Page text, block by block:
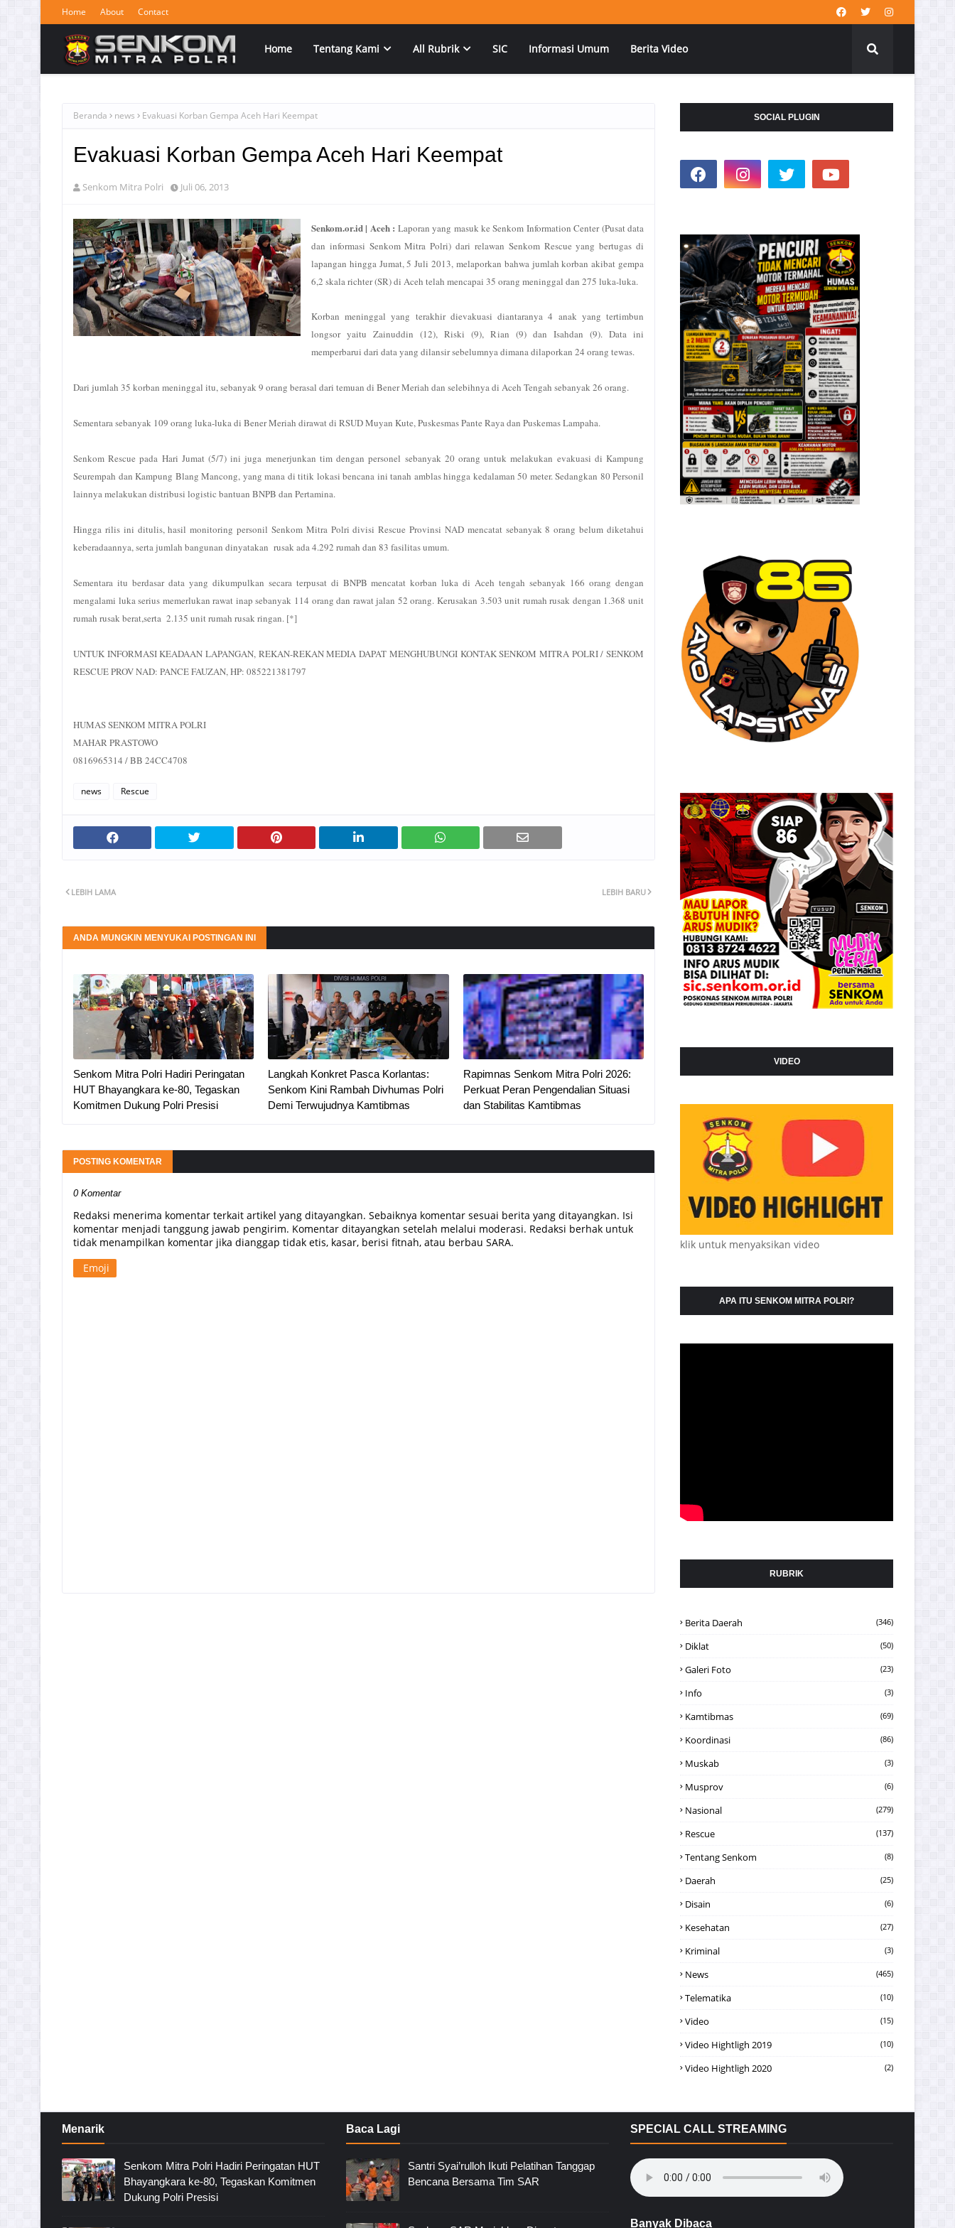
Home About Contact
Home Tentang Kami All Rubrik SIC Informasi Umum Berita Video
Beranda news Evakuasi Korban Gempa Aceh Hari Keempat
Evakuasi Korban Gempa Aceh Hari Keempat
Senkom Mitra Polri Juli 06, 2013
Senkom.or.id | Aceh : Laporan yang masuk ke Senkom Information Center (Pusat data
dan informasi Senkom Mitra Polri) dari relawan Senkom Rescue yang bertugas di
lapangan hingga Jumat, 5 Juli 2013, melaporkan bahwa jumlah korban akibat gempa
6,2 skala richter (SR) di Aceh telah mencapai 35 orang meninggal dan 275 luka-luka.
Korban meninggal yang terakhir dievakuasi diantaranya 4 anak yang tertimbun
longsor yaitu Zainuddin (12), Riski (9), Rian (9) dan Isahdan (9). Data ini
memperbarui dari data yang dilansir sebelumnya dimana dilaporkan 24 orang tewas.
Dari jumlah 35 korban meninggal itu, sebanyak 9 orang berasal dari temuan di Bener Meriah dan selebihnya di Aceh Tengah sebanyak 26 orang.
Sementara sebanyak 109 orang luka-luka di Bener Meriah dirawat di RSUD Muyan Kute, Puskesmas Pante Raya dan Puskemas Lampaha.
Senkom Rescue pada Hari Jumat (5/7) ini juga menerjunkan tim dengan personel sebanyak 20 orang untuk melakukan evakuasi di Kampung
Seurempah dan Kampung Blang Mancong, yang mana di titik lokasi bencana ini tanah amblas hingga kedalaman 50 meter. Sedangkan 80 Personil
lainnya melakukan distribusi logistic bantuan BNPB dan Pertamina.
Hingga rilis ini ditulis, hasil monitoring personil Senkom Mitra Polri divisi Rescue Provinsi NAD mencatat sebanyak 8 orang belum diketahui
keberadaannya, serta jumlah bangunan dinyatakan rusak ada 4.292 rumah dan 83 fasilitas umum.
Sementara itu berdasar data yang dikumpulkan secara terpusat di BNPB mencatat korban luka di Aceh tengah sebanyak 166 orang dengan
mengalami luka serius memerlukan rawat inap sebanyak 114 orang dan rawat jalan 52 orang. Kerusakan 3.503 unit rumah rusak dengan 1.368 unit
rumah rusak berat,serta 2.135 unit rumah rusak ringan. [*]
UNTUK INFORMASI KEADAAN LAPANGAN, REKAN-REKAN MEDIA DAPAT MENGHUBUNGI KONTAK SENKOM MITRA POLRI / SENKOM
RESCUE PROV NAD: PANCE FAUZAN, HP: 085221381797
HUMAS SENKOM MITRA POLRI
MAHAR PRASTOWO
0816965314 / BB 24CC4708
news Rescue
LEBIH BARU
LEBIH LAMA
ANDA MUNGKIN MENYUKAI POSTINGAN INI
Senkom Mitra Polri Hadiri Peringatan
HUT Bhayangkara ke-80, Tegaskan
Komitmen Dukung Polri Presisi
Langkah Konkret Pasca Korlantas:
Senkom Kini Rambah Divhumas Polri
Demi Terwujudnya Kamtibmas
Rapimnas Senkom Mitra Polri 2026:
Perkuat Peran Pengendalian Situasi
dan Stabilitas Kamtibmas
POSTING KOMENTAR
0 Komentar
Redaksi menerima komentar terkait artikel yang ditayangkan. Sebaiknya komentar sesuai berita yang ditayangkan. Isi
komentar menjadi tanggung jawab pengirim. Komentar ditayangkan setelah melalui moderasi. Redaksi berhak untuk
tidak menampilkan komentar jika dianggap tidak etis, kasar, berisi fitnah, atau berbau SARA.
Emoji
SOCIAL PLUGIN
VIDEO
klik untuk menyaksikan video
APA ITU SENKOM MITRA POLRI?
RUBRIK
Berita Daerah (346)
Diklat (50)
Galeri Foto (23)
Info (3)
Kamtibmas (69)
Koordinasi (86)
Muskab (3)
Musprov (6)
Nasional (279)
Rescue (137)
Tentang Senkom (8)
Daerah (25)
Disain (6)
Kesehatan (27)
Kriminal (3)
News (465)
Telematika (10)
Video (15)
Video Hightligh 2019 (10)
Video Hightligh 2020 (2)
Menarik
Senkom Mitra Polri Hadiri Peringatan HUT
Bhayangkara ke-80, Tegaskan Komitmen
Dukung Polri Presisi
Baca Lagi
Santri Syai’rulloh Ikuti Pelatihan Tanggap
Bencana Bersama Tim SAR
SPECIAL CALL STREAMING
Banyak Dibaca